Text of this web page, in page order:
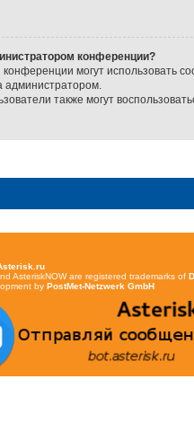
конференции?
конференции могут использовать
администратором.
также могут
AsteriskNOW are registered trademarks of
by PostMet-Netzwerk GmbH